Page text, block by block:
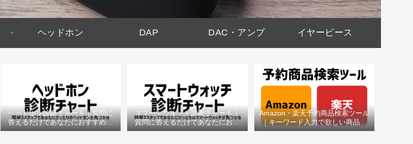
ヘッドホン DAP DAC・アンプ イヤーピース
ヘッドホン診断チャート｜質問に
答えるだけであなたにおすすめの
機種がわかる
スマートウォッチ診断チャート｜
質問に答えるだけであなたにおす
すめの機種がわかる
Amazon・楽天予約商品検索ツール
｜キーワード入力で欲しい商品を
即チェック